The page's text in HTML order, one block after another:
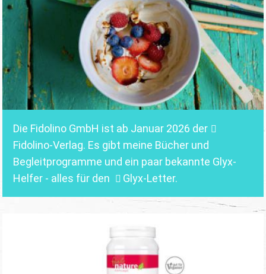
Die Fidolino GmbH ist ab Januar 2026 der
Fidolino-Verlag. Es gibt meine Bücher und
Begleitprogramme und ein paar bekannte Glyx-
Helfer - alles für den
Glyx-Letter.